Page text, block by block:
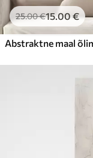
25.00€15.00€
Abstraktne maal